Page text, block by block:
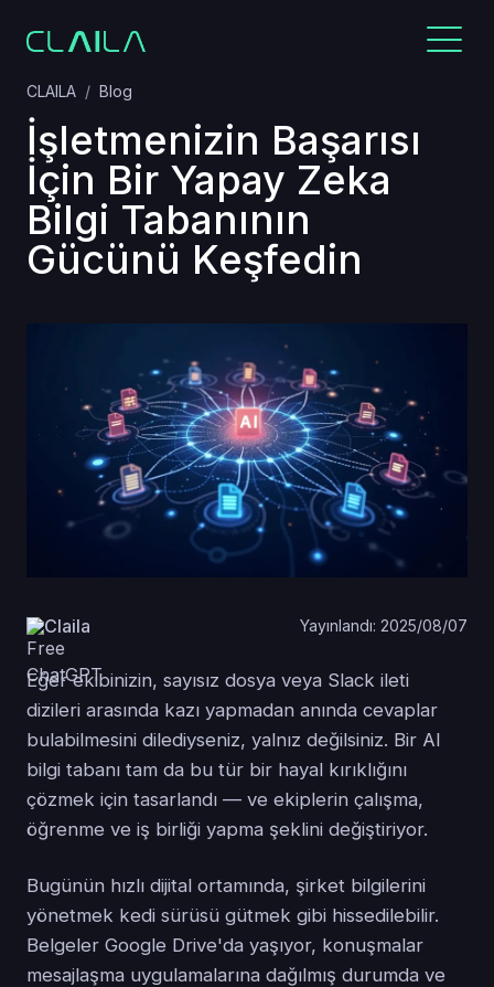
CLAILA Blog
İşletmenizin Başarısı
İçin Bir Yapay Zeka
Bilgi Tabanının
Gücünü Keşfedin
Claila Yayınlandı: 2025/08/07
Eğer ekibinizin, sayısız dosya veya Slack ileti
dizileri arasında kazı yapmadan anında cevaplar
bulabilmesini dilediyseniz, yalnız değilsiniz. Bir AI
bilgi tabanı tam da bu tür bir hayal kırıklığını
çözmek için tasarlandı — ve ekiplerin çalışma,
öğrenme ve iş birliği yapma şeklini değiştiriyor.
Bugünün hızlı dijital ortamında, şirket bilgilerini
yönetmek kedi sürüsü gütmek gibi hissedilebilir.
Belgeler Google Drive'da yaşıyor, konuşmalar
mesajlaşma uygulamalarına dağılmış durumda ve